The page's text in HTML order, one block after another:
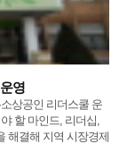
영
상공인 리더스쿨 운
할 마인드, 리더십,
해결해 지역 시장경제